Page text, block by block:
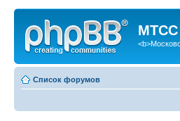
МТСС
Список форумов